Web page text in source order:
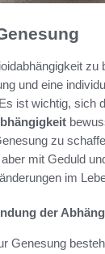
zu
und eine
ist wichtig, sich
zu
mit Geduld
im
der
Genesung